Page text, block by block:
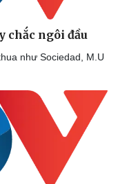
chắc ngôi đầu
như Sociedad, M.U